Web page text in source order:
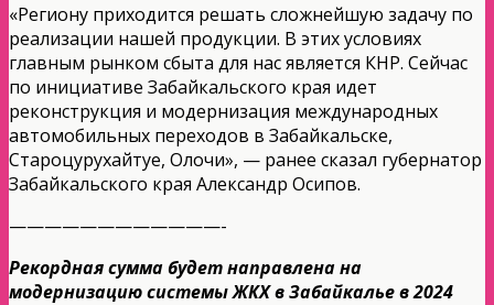
«Региону приходится решать сложнейшую задачу по
реализации нашей продукции. В этих условиях
главным рынком сбыта для нас является КНР. Сейчас
по инициативе Забайкальского края идет
реконструкция и модернизация международных
автомобильных переходов в Забайкальске,
Староцурухайтуе, Олочи», — ранее сказал губернатор
Забайкальского края Александр Осипов.
————————————-
Рекордная сумма будет направлена на
модернизацию системы ЖКХ в Забайкалье в 2024